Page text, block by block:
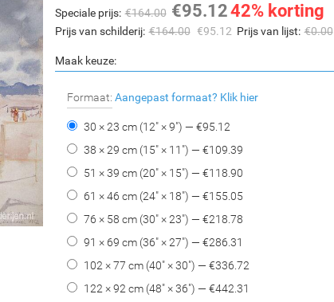
Speciale prijs: €164.00 €95.1242% korting
Prijs van schilderij: €164.00 €95.12 Prijs van lijst: €0.00
Maak keuze:
Formaat: Aangepast formaat? Klik hier
30 × 23 cm (12" × 9") — €95.12
38 × 29 cm (15" × 11") — €109.39
51 × 39 cm (20" × 15") — €118.90
61 × 46 cm (24" × 18") — €155.05
76 × 58 cm (30" × 23") — €218.78
91 × 69 cm (36" × 27") — €286.31
102 × 77 cm (40" × 30") — €336.72
122 × 92 cm (48" × 36") — €442.31